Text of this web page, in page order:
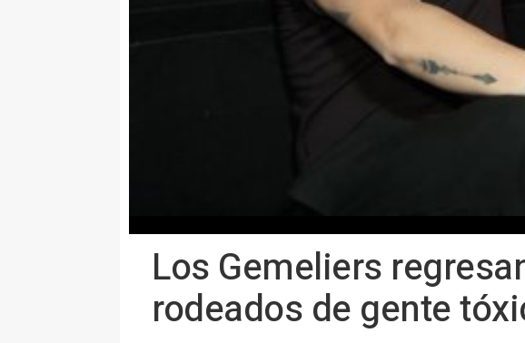
Los Gemeliers
rodeados de gente